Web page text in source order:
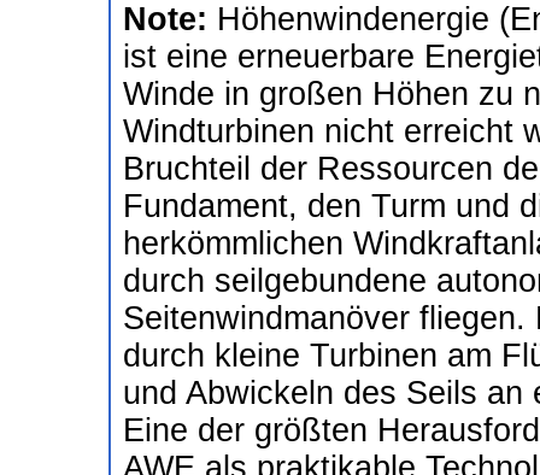
Note: Höhenwindenergie
ist eine erneuerbare
Winde in großen Höhen zu
Windturbinen nicht erreicht
Bruchteil der Ressourcen
Fundament, den Turm und
herkömmlichen
durch seilgebundene
Seitenwindmanöver
durch kleine Turbinen am
und Abwickeln des Seils an
Eine der größten